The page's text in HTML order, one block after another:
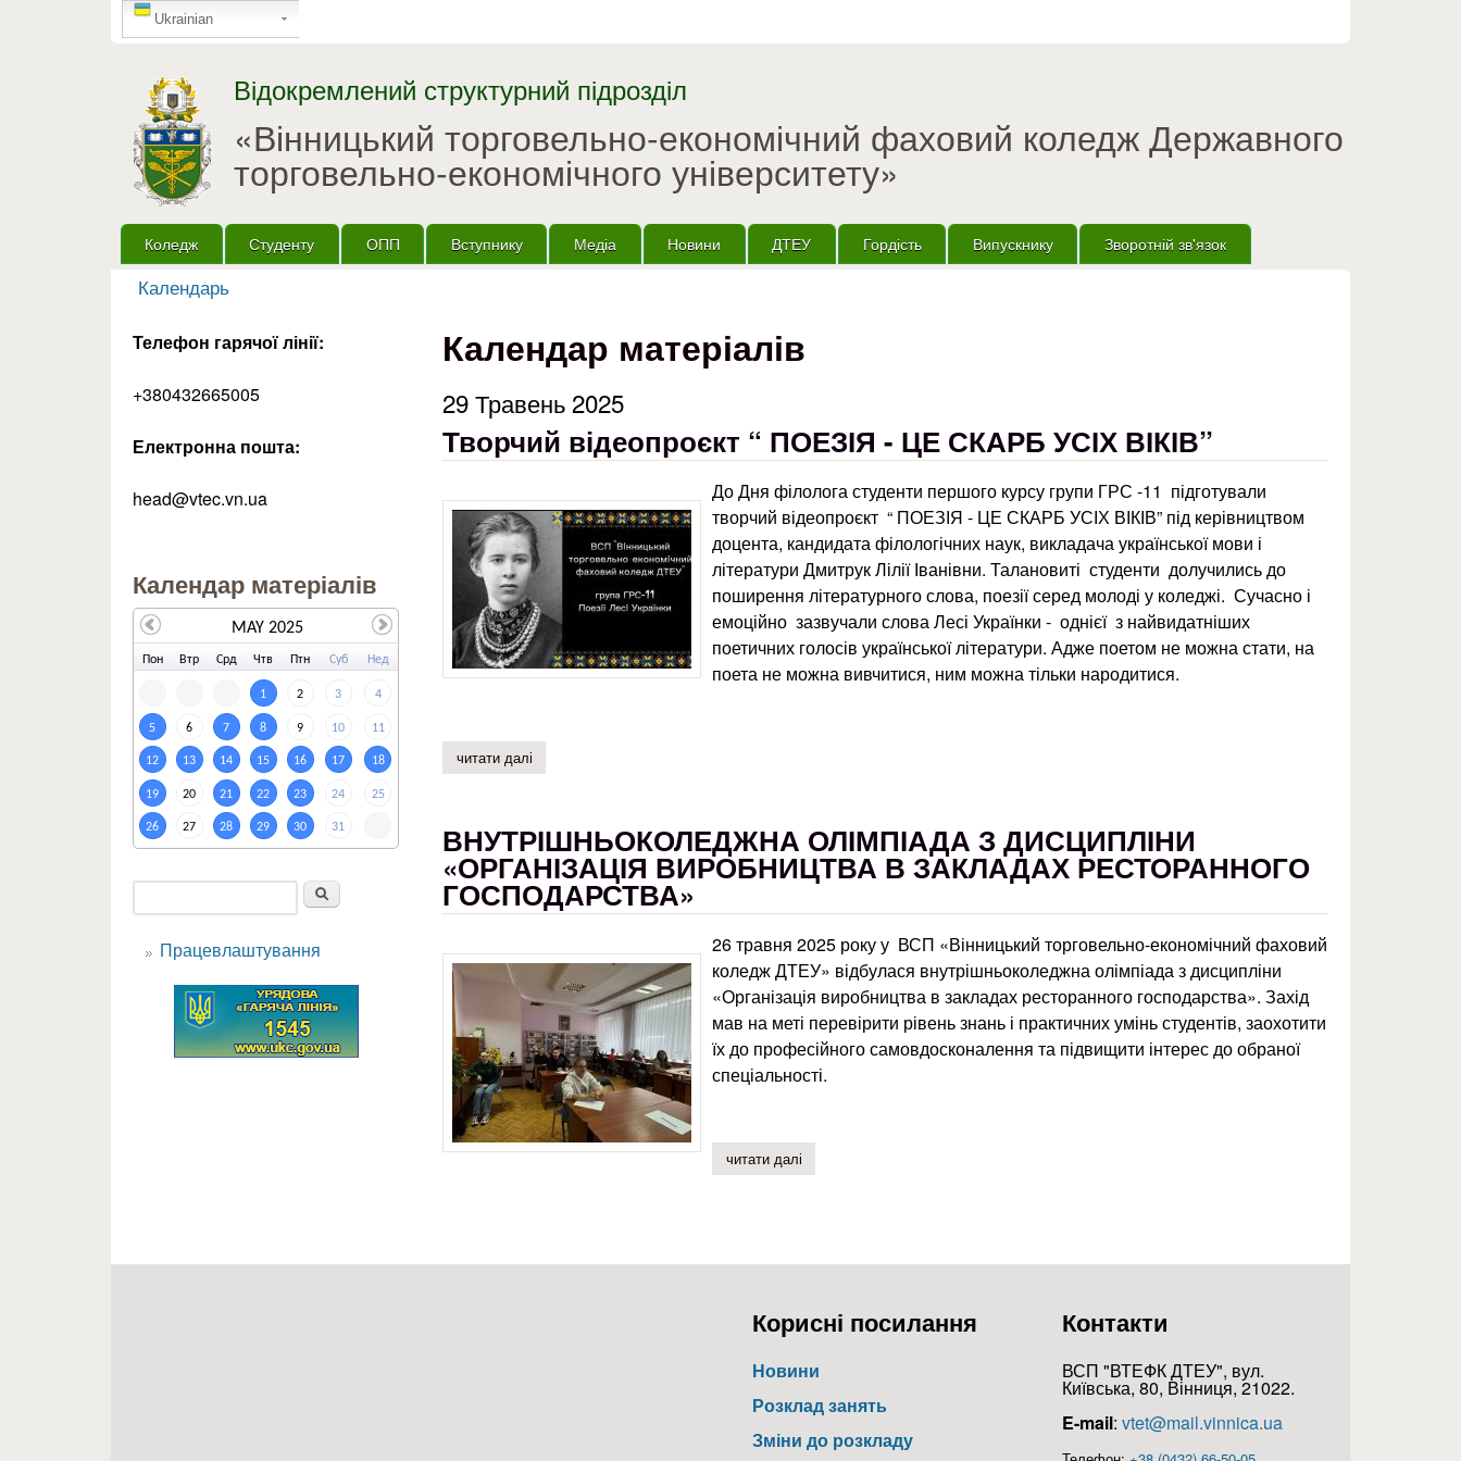
GTranslate
Ukrainian
Відокремлений структурний підрозділ
«Вінницький торговельно-економічний фаховий коледж Державного
торговельно-економічного університету»
Головне меню
Коледж Студенту ОПП Вступнику Медіа Новини ДТЕУ Гордість Випускнику Зворотній зв'язок
Ви є тут
Календарь
Календар матеріалів
29 Травень 2025
Творчий відеопроєкт “ ПОЕЗІЯ - ЦЕ СКАРБ УСІХ ВІКІВ”
До Дня філолога студенти першого курсу групи ГРС -11 підготували
творчий відеопроєкт “ ПОЕЗІЯ - ЦЕ СКАРБ УСІХ ВІКІВ” під керівництвом
доцента, кандидата філологічних наук, викладача української мови і
літератури Дмитрук Лілії Іванівни. Талановиті студенти долучились до
поширення літературного слова, поезії серед молоді у коледжі. Сучасно і
емоційно зазвучали слова Лесі Українки - однієї з найвидатніших
поетичних голосів української літератури. Адже поетом не можна стати, на
поета не можна вивчитися, ним можна тільки народитися.
читати далі
ВНУТРІШНЬОКОЛЕДЖНА ОЛІМПІАДА З ДИСЦИПЛІНИ
«ОРГАНІЗАЦІЯ ВИРОБНИЦТВА В ЗАКЛАДАХ РЕСТОРАННОГО
ГОСПОДАРСТВА»
26 травня 2025 року у ВСП «Вінницький торговельно-економічний фаховий
коледж ДТЕУ» відбулася внутрішньоколеджна олімпіада з дисципліни
«Організація виробництва в закладах ресторанного господарства». Захід
мав на меті перевірити рівень знань і практичних умінь студентів, заохотити
їх до професійного самовдосконалення та підвищити інтерес до обраної
спеціальності.
читати далі
Телефон гарячої лінії:
+380432665005
Електронна пошта:
head@vtec.vn.ua
Календар матеріалів
Пон Втр Срд Чтв Птн Суб Нед
1 2 3 4
5 6 7 8 9 10 11
12 13 14 15 16 17 18
19 20 21 22 23 24 25
26 27 28 29 30 31
MAY 2025
Пошукова форма
Працевлаштування
Корисні посилання
Новини
Розклад занять
Зміни до розкладу
Контакти
ВСП "ВТЕФК ДТЕУ", вул.
Київська, 80, Вінниця, 21022.
E-mail: vtet@mail.vinnica.ua